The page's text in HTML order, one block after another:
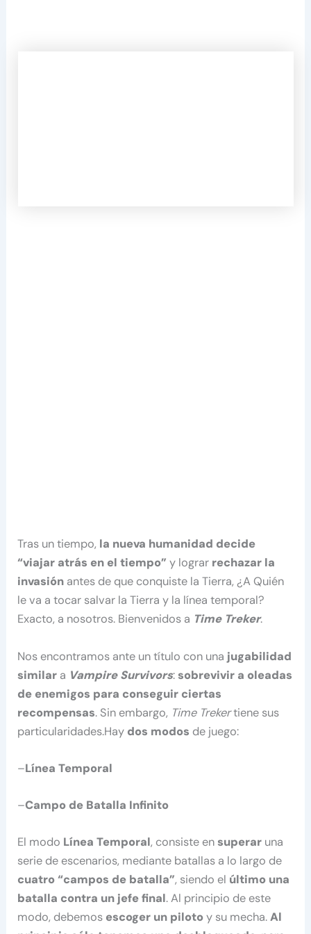
Tras un tiempo, la nueva humanidad decide
“viajar atrás en el tiempo” y lograr rechazar la
invasión antes de que conquiste la Tierra, ¿A Quién
le va a tocar salvar la Tierra y la línea temporal?
Exacto, a nosotros. Bienvenidos a Time Treker.
Nos encontramos ante un título con una jugabilidad
similar a Vampire Survivors:sobrevivir a oleadas
de enemigos para conseguir ciertas
recompensas. Sin embargo, Time Trekertiene sus
particularidades.Hay dos modos de juego:
–Línea Temporal
–Campo de Batalla Infinito
El modo Línea Temporal, consiste ensuperar una
serie de escenarios, mediante batallas a lo largo de
cuatro “campos de batalla”, siendo el último una
batalla contra un jefe final. Al principio de este
modo, debemos escoger un pilotoy su mecha.Al